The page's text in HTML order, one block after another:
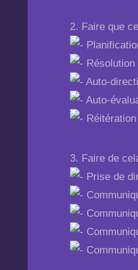
2. Faire que
Auto-
Auto-
Réitération
3. Faire de
Prise de